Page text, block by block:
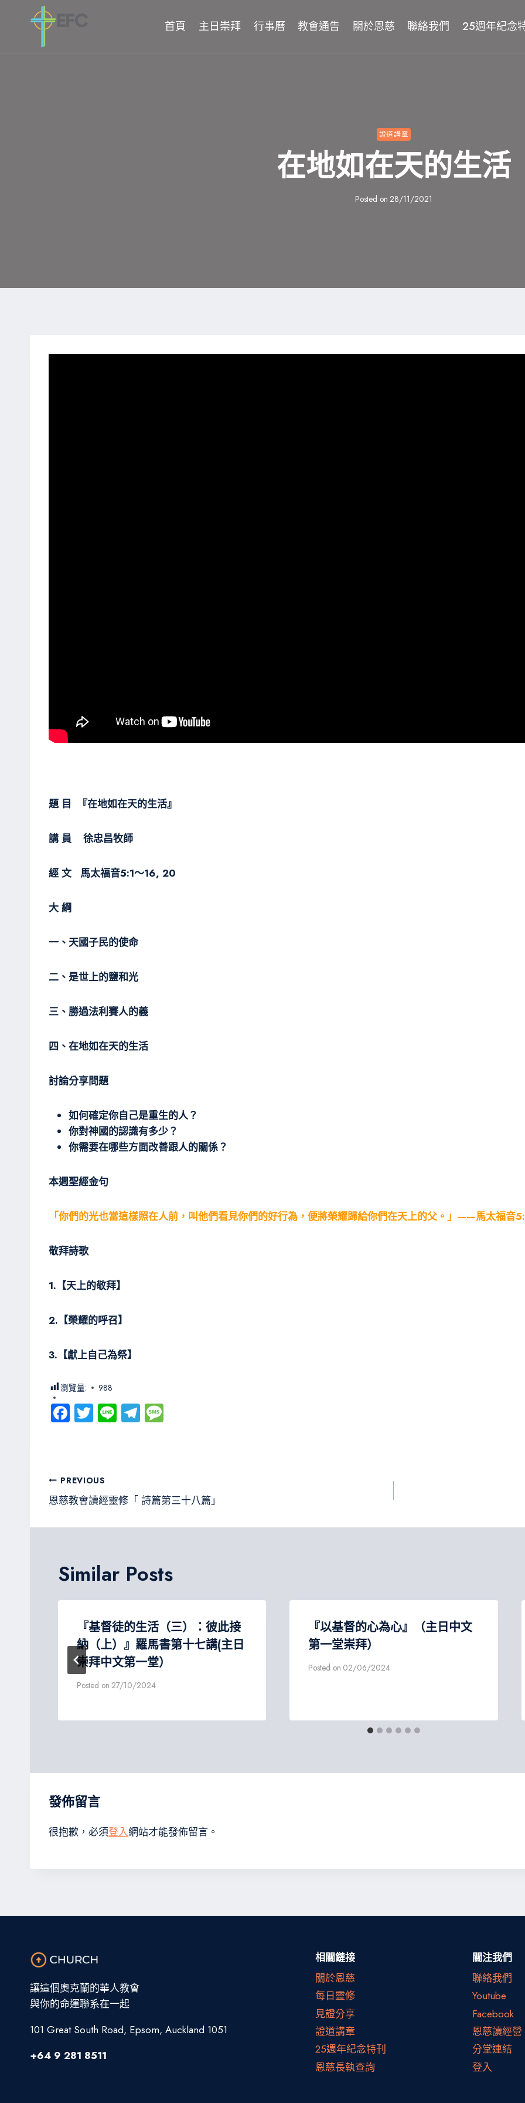
首頁 主日崇拜 行事曆 教會通告 關於恩慈 聯絡我們 25週年紀念
證道講章
在地如在天的生活
Posted on 28/11/2021
題 目 『在地如在天的生活』
講 員 徐忠昌牧師
經 文 馬太福音5:1～16, 20
大 綱
一、天國子民的使命
二、是世上的鹽和光
三、勝過法利賽人的義
四、在地如在天的生活
討論分享問題
如何確定你自己是重生的人？
你對神國的認識有多少？
你需要在哪些方面改善跟人的關係？
本週聖經金句
「你們的光也當這樣照在人前，叫他們看見你們的好行為，便將榮耀歸給你們在天上的父。」——馬太福音
敬拜詩歌
1. 【天上的敬拜】
2. 【榮耀的呼召】
3. 【獻上自己為祭】
瀏覽量: 988
Fa
ce
ok
T
wi
Li
ne
Te
le
m e
文
章
導
PREVIOUS
恩慈教會讀經靈修「 詩篇第三十八篇」
Similar Posts
『基督徒的生活（三）：彼此接
納（上）』羅馬書第十七講(主日
崇拜中文第一堂）
Posted on 27/10/2024
『以基督的心為心』（主日中文
第一堂崇拜）
Posted on 02/06/2024
發佈留言
很抱歉，必須登入網站才能發佈留言。
讓這個奧克蘭的華人教會
與你的命運聯系在一起
101 Great South Road, Epsom, Auckland 1051
+64 9 281 8511
相關鏈接
關於恩慈
每日靈修
見證分享
證道講章
25週年紀念特刊
恩慈長執查詢
關注我們
聯絡我們
Youtube
Facebook
恩慈讀經營
分堂連結
登入